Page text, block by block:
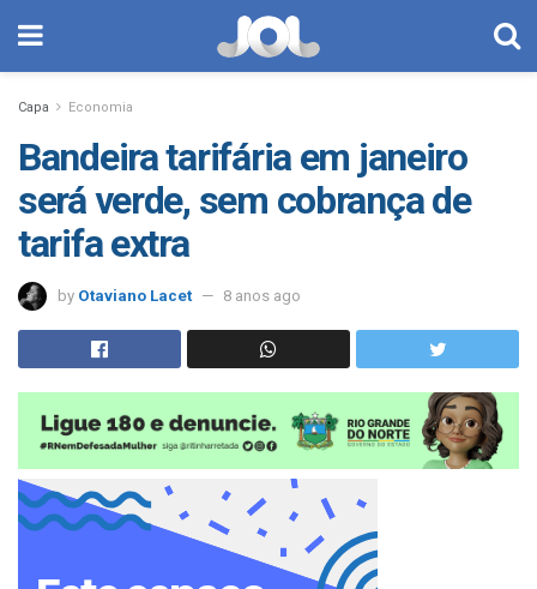
Capa Economia
Bandeira tarifária em janeiro
será verde, sem cobrança de
tarifa extra
by Otaviano Lacet 8 anos ago